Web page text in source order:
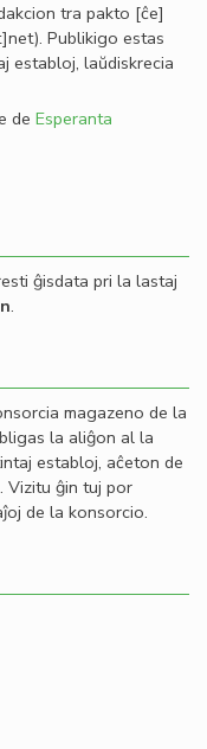
tra pakto [ĉe]
. Publikigo estas
establoj, laŭdiskrecia
de Esperanta
ĝisdata pri la lastaj
.
magazeno de la
la aliĝon al la
establoj, aĉeton de
Vizitu ĝin tuj por
de la konsorcio.